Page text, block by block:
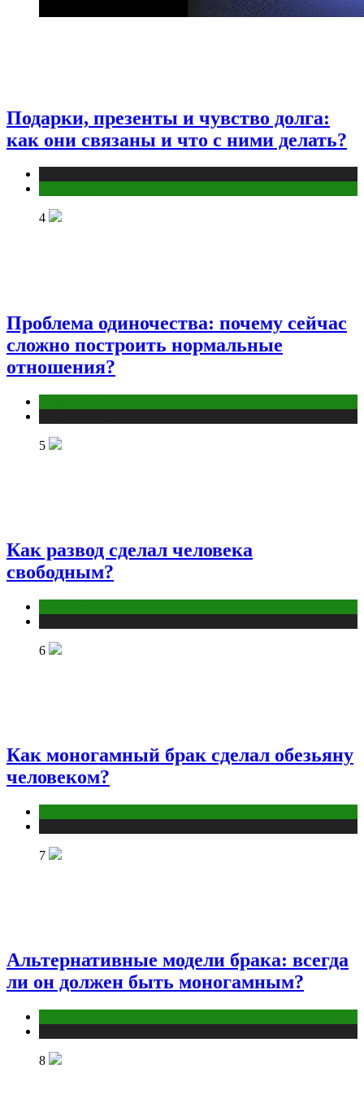
Подарки, презенты и чувство долга:
как они связаны и что с ними делать?
4
Проблема одиночества: почему сейчас
сложно построить нормальные
отношения?
5
Как развод сделал человека
свободным?
6
Как моногамный брак сделал обезьяну
человеком?
7
Альтернативные модели брака: всегда
ли он должен быть моногамным?
8